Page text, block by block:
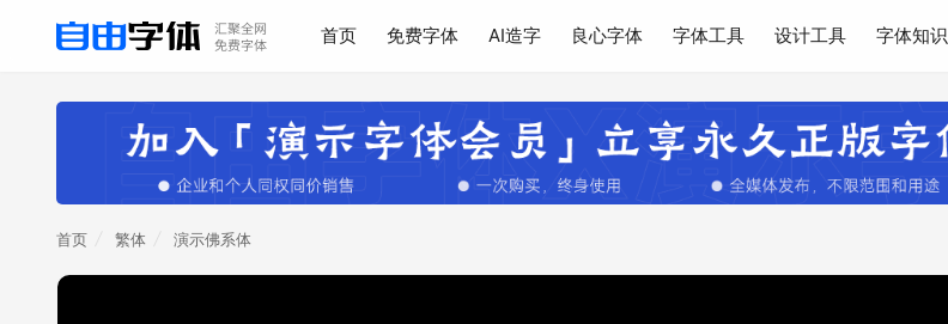
首页 免费字体 AI造字 良心字体 字体工具 设计工具 字体知识
首页 繁体 演示佛系体